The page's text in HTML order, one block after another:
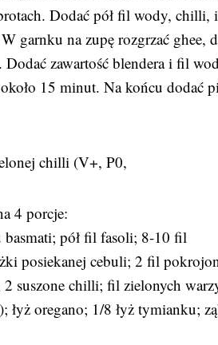
Dodać pół fil wody,
garnku na zupę rozgrzać ghee,
Dodać zawartość blendera i fil
15 minut. Na końcu dodać
chilli (V+, P0,
4 porcje:
basmati; pół fil fasoli; 8-10 fil
posiekanej cebuli; 2 fil
suszone chilli; fil zielonych
łyż oregano; 1/8 łyż tymianku;